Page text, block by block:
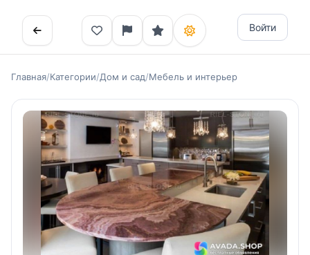
Войти
Главная/Категории/Дом и сад/Мебель и интерьер